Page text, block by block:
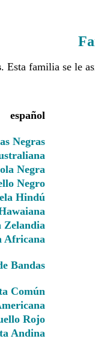
. Esta familia se le
español
Negras
Negra
Negro
Hindú
Zelandia
Africana
Bandas
Común
Rojo
Andina